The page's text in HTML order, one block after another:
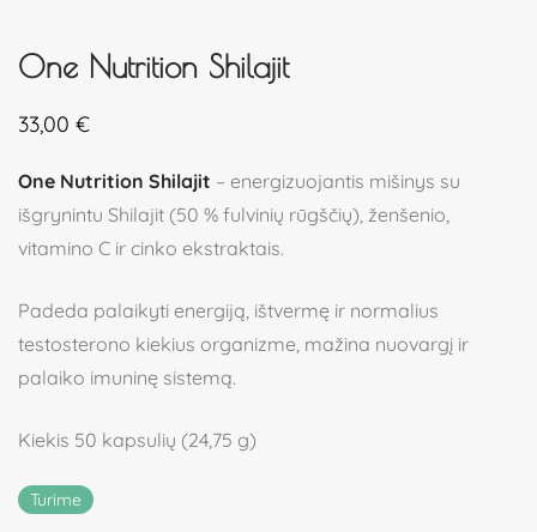
One Nutrition Shilajit
33,00 €
One Nutrition Shilajit – energizuojantis mišinys su
išgrynintu Shilajit (50 % fulvinių rūgščių), ženšenio,
vitamino C ir cinko ekstraktais.
Padeda palaikyti energiją, ištvermę ir normalius
testosterono kiekius organizme, mažina nuovargį ir
palaiko imuninę sistemą.
Kiekis 50 kapsulių (24,75 g)
Turime